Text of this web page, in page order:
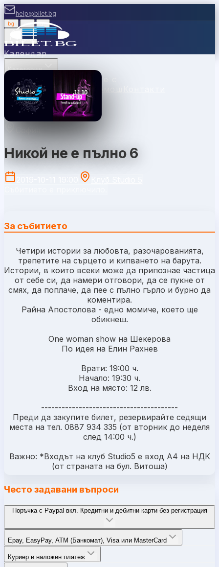
help@bilet.bg
bg |
Вход
Календар
Категории
Места Каси
Продавайте с
насВаучери Новини
София
Никой не е пълно 6
За събитието
Четири истории за любовта, разочарованията,
трепетите на сърцето и кипването на барута.
Истории, в които всеки може да припознае частица
от себе си, да намери отговори, да се пукне от
смях, да поплаче, да пее с пълно гърло и бурно да
коментира.
Райна Апостолова - едно момиче, което ще
обикнеш.
One woman show на Шекерова
По идея на Елин Рахнев
Врати: 19:00 ч.
Начало: 19:30 ч.
Вход на място: 12 лв.
----------------------------------------
Преди да закупите билет, резервирайте седящи
места на тел. 0887 934 335 (от вторник до неделя
след 14:00 ч.)
Важно: *Входът на клуб Studio5 e вход А4 на НДК
(от страната на бул. Витоша)
Често задавани въпроси
Поръчка с Paypal вкл. Кредитни и дебитни карти без регистрация
Epay, EasyPay, ATM (Банкомат), Visa или MasterCard
Куриер и наложен платеж